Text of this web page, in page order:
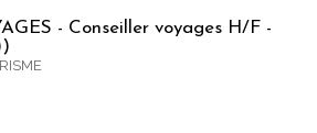
- Conseiller voyages H/F -